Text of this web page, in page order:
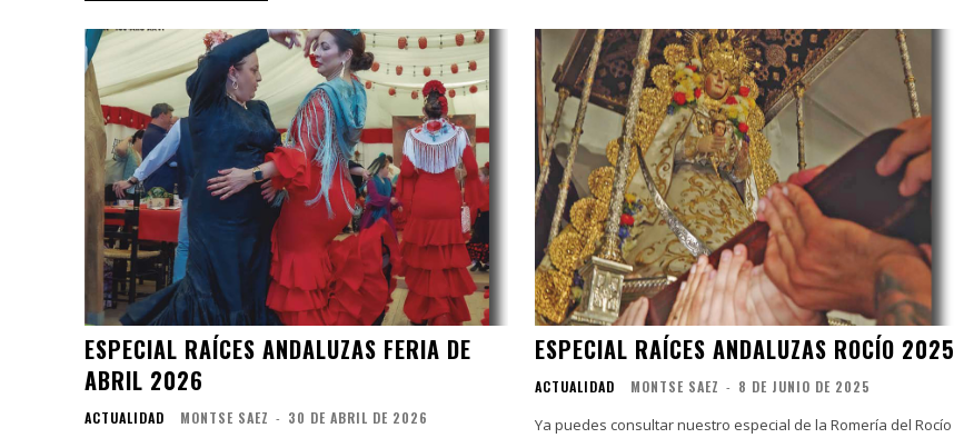
ESPECIAL RAÍCES ANDALUZAS FERIA DE
ABRIL 2026
ACTUALIDAD MONTSE SAEZ - 30 DE ABRIL DE 2026
ESPECIAL RAÍCES ANDALUZAS ROCÍO 2025
ACTUALIDAD MONTSE SAEZ - 8 DE JUNIO DE 2025
Ya puedes consultar nuestro especial de la Romería del Rocío